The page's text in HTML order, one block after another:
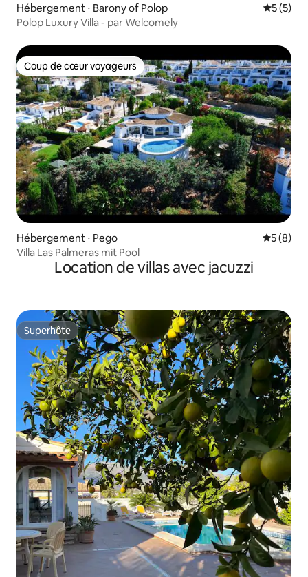
Hébergement ⋅ Barony of Polop
5 (5)
Polop Luxury Villa - par Welcomely
Coup de cœur voyageurs
Coup de cœur voyageurs
Hébergement ⋅ Pego
5 (8)
Villa Las Palmeras mit Pool
Location de villas avec jacuzzi
Superhôte
Superhôte